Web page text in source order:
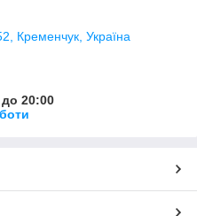
Кременчук, Україна
20:00